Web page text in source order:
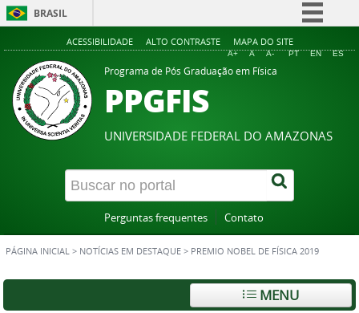
BRASIL
Simplifique!
Comunica BR
Acesso à informação
Legislação
Canais
ACESSIBILIDADE ALTO CONTRASTE MAPA DO SITE
A+ A A- PT EN ES
Programa de Pós Graduação em Física
PPGFIS
UNIVERSIDADE FEDERAL DO AMAZONAS
Perguntas frequentes Contato
PÁGINA INICIAL > NOTÍCIAS EM DESTAQUE > PREMIO NOBEL DE FÍSICA 2019
MENU